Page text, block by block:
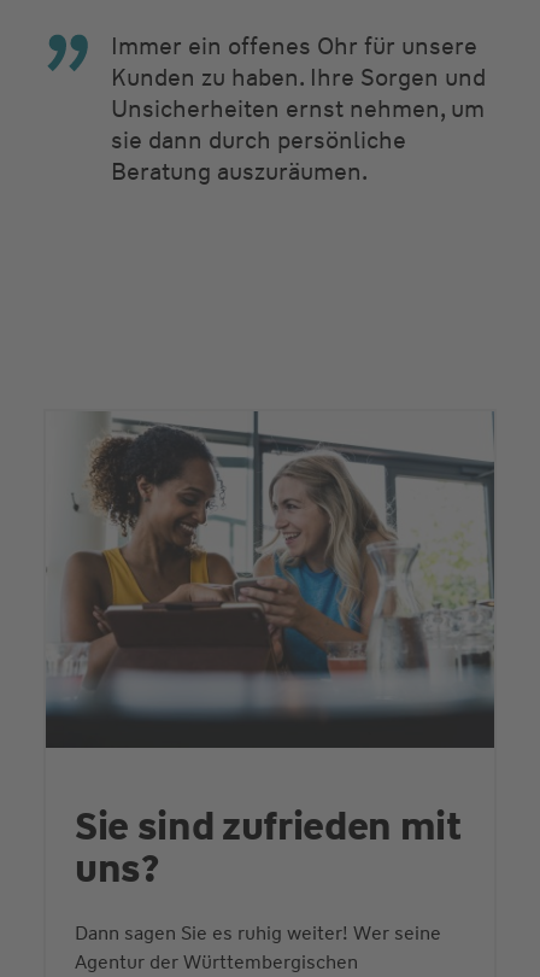
Immer ein offenes Ohr für unsere
Kunden zu haben. Ihre Sorgen und
Unsicherheiten ernst nehmen, um
sie dann durch persönliche
Beratung auszuräumen.
Sie sind zufrieden mit
uns?
Dann sagen Sie es ruhig weiter! Wer seine
Agentur der Württembergischen